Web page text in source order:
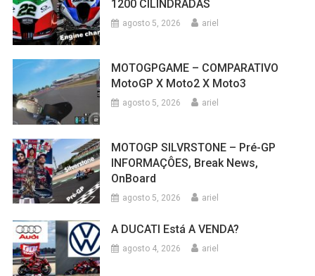
1200 CILINDRADAS
agosto 5, 2026 ariel
MOTOGPGAME – COMPARATIVO
MotoGP X Moto2 X Moto3
agosto 5, 2026 ariel
MOTOGP SILVRSTONE – Pré-GP
INFORMAÇÔES, Break News,
OnBoard
agosto 5, 2026 ariel
A DUCATI Está A VENDA?
agosto 4, 2026 ariel